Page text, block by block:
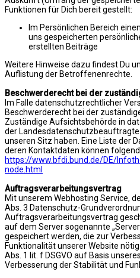
Funktionen für Dich bereit gestellt:
Im Persönlichen Bereich
uns gespeicherten
erstellten Beiträge
Weitere Hinweise dazu findest Du
Auflistung der Betroffenenrechte.
Beschwerderecht bei der
Im Falle datenschutzrechtlicher
Beschwerderecht bei der
Zuständige Aufsichtsbehörde in
der
unseren Sitz haben. Eine Liste der
deren Kontaktdaten können
https://www.bfdi.bund.de/DE/
node.html
Auftragsverarbeitungsvertrag
Mit unserem Webhosting Service,
Abs. 3 Datenschutz-
Auftragsverarbeitungsvertrag
auf dem Server sogenannte
gespeichert werden, die zur
Funktionalität unserer Website
Abs. 1 lit. f DSGVO auf Basis
Verbesserung der Stabilität und